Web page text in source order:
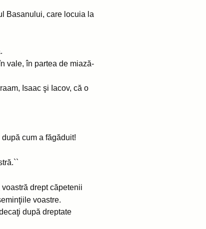
Basanului, care locuia la
vale, în partea de miază-
Isaac şi Iacov, că o
cum a făgăduit!
drept căpetenii
voastre.
după dreptate